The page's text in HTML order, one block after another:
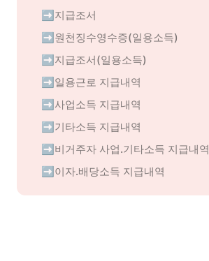
➡️지급조서
➡️원천징수영수증(일용소득)
➡️지급조서(일용소득)
➡️일용근로 지급내역
➡️사업소득 지급내역
➡️기타소득 지급내역
➡️비거주자 사업.기타소득 지급내역
➡️이자.배당소득 지급내역